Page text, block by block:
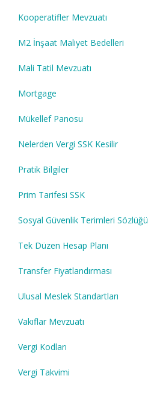
Kooperatifler Mevzuatı
M2 İnşaat Maliyet Bedelleri
Mali Tatil Mevzuatı
Mortgage
Mükellef Panosu
Nelerden Vergi SSK Kesilir
Pratik Bilgiler
Prim Tarifesi SSK
Sosyal Güvenlik Terimleri Sözlüğü
Tek Düzen Hesap Planı
Transfer Fiyatlandırması
Ulusal Meslek Standartları
Vakıflar Mevzuatı
Vergi Kodları
Vergi Takvimi